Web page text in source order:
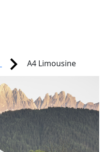
A4 Limousine